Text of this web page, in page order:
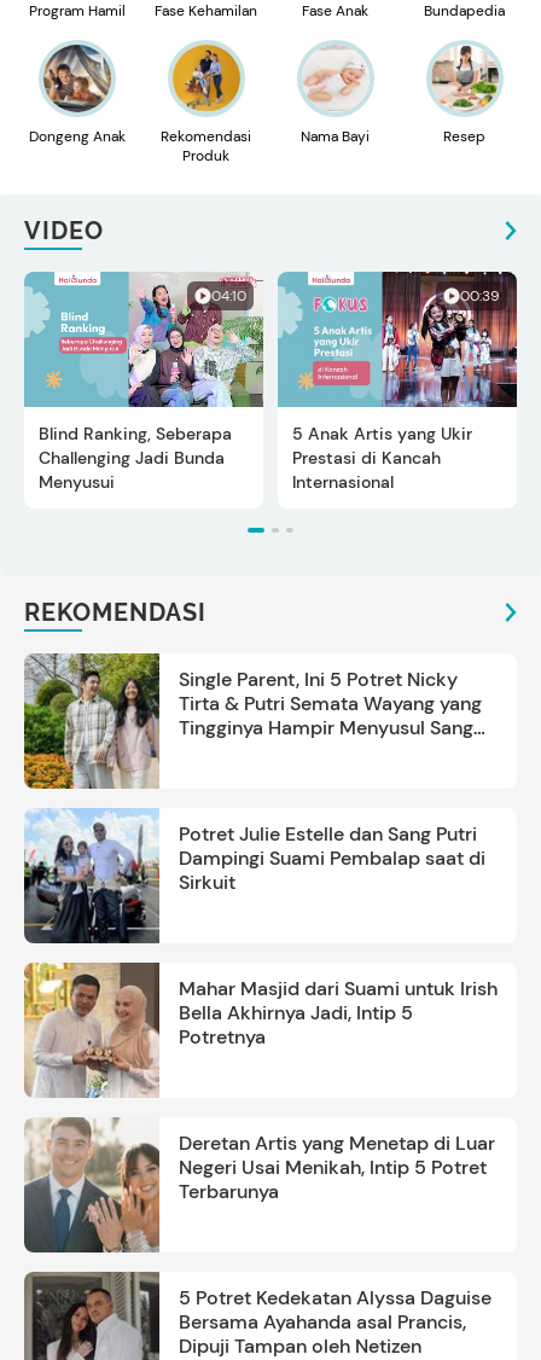
Program Hamil Fase Kehamilan Fase Anak Bundapedia
Dongeng Anak
Rekomendasi
Produk
Nama Bayi Resep
VIDEO
04:10
Blind Ranking, Seberapa
Challenging Jadi Bunda
Menyusui
00:39
5 Anak Artis yang Ukir
Prestasi di Kancah
Internasional
REKOMENDASI
Single Parent, Ini 5 Potret Nicky
Tirta & Putri Semata Wayang yang
Tingginya Hampir Menyusul Sang
Potret Julie Estelle dan Sang Putri
Dampingi Suami Pembalap saat di
Sirkuit
Mahar Masjid dari Suami untuk Irish
Bella Akhirnya Jadi, Intip 5
Potretnya
Deretan Artis yang Menetap di Luar
Negeri Usai Menikah, Intip 5 Potret
Terbarunya
5 Potret Kedekatan Alyssa Daguise
Bersama Ayahanda asal Prancis,
Dipuji Tampan oleh Netizen